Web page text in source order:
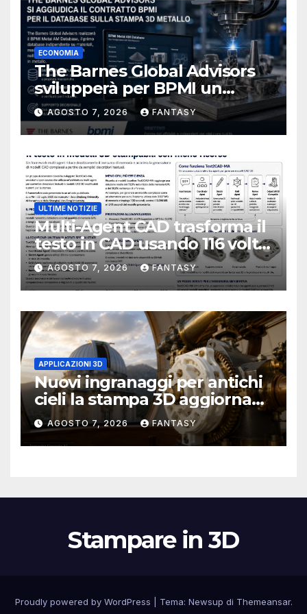
ECONOMIA
The Barnes Global Advisors
svilupperà per BPMI un
database per la stampa 3D
metallica destinata alla filiera
navale statunitense
AGOSTO 7, 2026 FANTASY
ULTIME NOTIZIE
Multi-Agent CAD trasforma il
testo in CAD usando 116 volte
meno token
AGOSTO 7, 2026 FANTASY
APPLICAZIONI 3D
Nuovi ingranaggi per antichi
cieli la stampa 3D aggiorna
un osservatorio del 1930 della
University of Arkansas at
Little Rock
AGOSTO 7, 2026 FANTASY
Stampare in 3D
Proudly powered by WordPress Tema: Newsup di Themeansar.